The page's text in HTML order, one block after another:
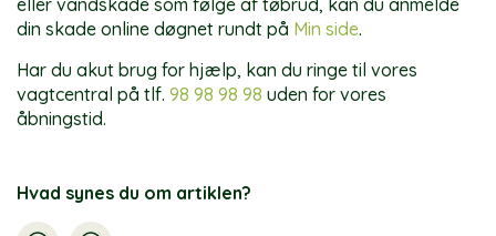
eller vandskade som følge af tøbrud, kan du anmelde
din skade online døgnet rundt på Min side.
Har du akut brug for hjælp, kan du ringe til vores
vagtcentral på tlf. 98 98 98 98 uden for vores
åbningstid.
Hvad synes du om artiklen?